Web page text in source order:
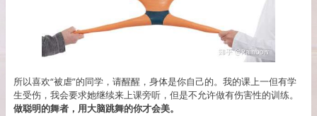
所以喜欢“被虐”的同学，请醒醒，身体是你自己的。我的课上一但有学
生受伤，我会要求她继续来上课旁听，但是不允许做有伤害性的训练。
做聪明的舞者，用大脑跳舞的你才会美。